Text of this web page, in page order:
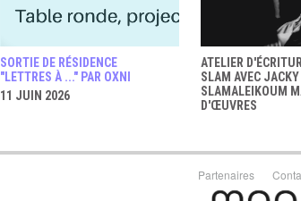
SORTIE DE RÉSIDENCE
"LETTRES À ..." PAR OXNI
11 JUIN 2026
ATELIER
SLAM AVEC JACKY
SLAMALEIKOUM
D'ŒUVRES
Partenaires